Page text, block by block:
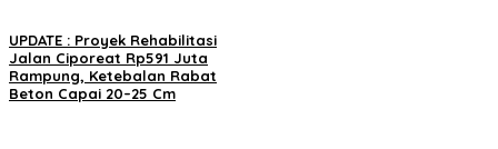
UPDATE : Proyek Rehabilitasi
Jalan Ciporeat Rp591 Juta
Rampung, Ketebalan Rabat
Beton Capai 20–25 Cm